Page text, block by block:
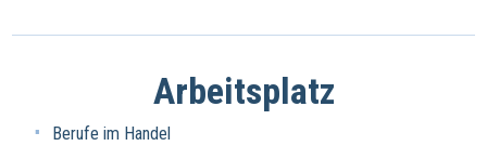
Arbeitsplatz
Berufe im Handel